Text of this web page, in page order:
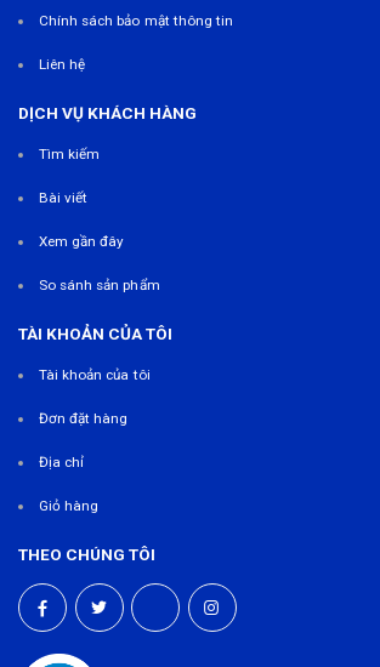
Chính sách bảo mật thông tin
Liên hệ
DỊCH VỤ KHÁCH HÀNG
Tìm kiếm
Bài viết
Xem gần đây
So sánh sản phẩm
TÀI KHOẢN CỦA TÔI
Tài khoản của tôi
Đơn đặt hàng
Địa chỉ
Giỏ hàng
THEO CHÚNG TÔI